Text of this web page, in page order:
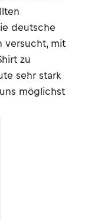
deutsche
versucht, mit
zu
sehr stark
möglichst